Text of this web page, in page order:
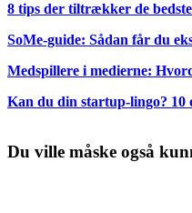
8 tips der tiltrækker de
SoMe-guide: Sådan får du
Medspillere i medierne:
Kan du din startup-lingo? 10
Du ville måske også